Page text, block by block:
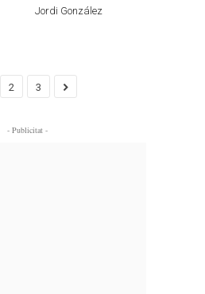
Jordi González
2 3
- Publicitat -